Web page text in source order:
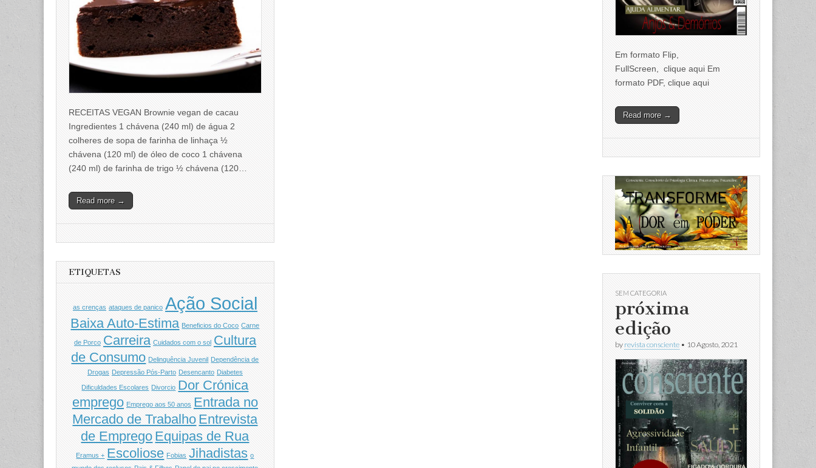
RECEITAS VEGAN Brownie vegan de cacau
Ingredientes 1 chávena (240 ml) de água 2
colheres de sopa de farinha de linhaça ½
chávena (120 ml) de óleo de coco 1 chávena
(240 ml) de farinha de trigo ½ chávena (120…
Read more →
ETIQUETAS
as crenças ataques de panico Ação Social
Baixa Auto-Estima Beneficios do Coco Carne
de Porco Carreira Cuidados com o sol Cultura
de Consumo Delinquência Juvenil Dependência de
Drogas Depressão Pós-Parto Desencanto Diabetes
Dificuldades Escolares Divorcio Dor Crónica
emprego Emprego aos 50 anos Entrada no
Mercado de Trabalho Entrevista
de Emprego Equipas de Rua
Eramus + Escoliose Fobias Jihadistas o
Em formato Flip,
FullScreen, clique aqui Em
formato PDF, clique aqui
Read more →
SEM CATEGORIA
próxima
edição
by revista consciente • 10 Agosto, 2021